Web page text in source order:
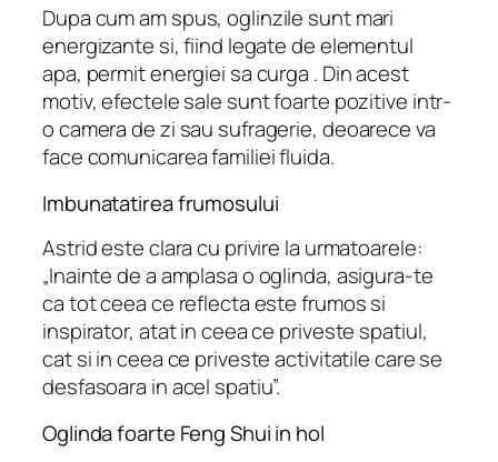
Dupa cum am spus, oglinzile sunt mari
energizante si, fiind legate de elementul
apa, permit energiei sa curga . Din acest
motiv, efectele sale sunt foarte pozitive intr-
o camera de zi sau sufragerie, deoarece va
face comunicarea familiei fluida.
Imbunatatirea frumosului
Astrid este clara cu privire la urmatoarele:
„Inainte de a amplasa o oglinda, asigura-te
ca tot ceea ce reflecta este frumos si
inspirator, atat in ​​ceea ce priveste spatiul,
cat si in ceea ce priveste activitatile care se
desfasoara in acel spatiu”.
Oglinda foarte Feng Shui in hol